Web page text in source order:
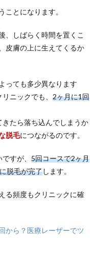
とになります。
、しばらく時間を置くこ
皮膚の上に生えてくるか
っても多少異なります
ニックでも、 2ヶ月に1回
たら落ち込んでしまうか
脱毛につながるのです。
すが、 5回コースで2ヶ月
脱毛が完了します。
る頻度もクリニックに確
から？医療レーザーでツ